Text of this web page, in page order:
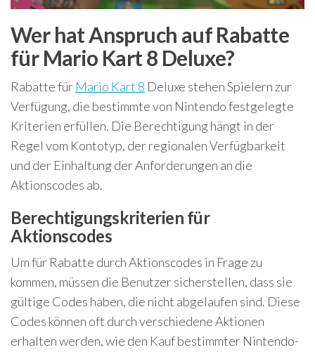
Wer hat Anspruch auf Rabatte
für Mario Kart 8 Deluxe?
Rabatte für Mario Kart 8 Deluxe stehen Spielern zur
Verfügung, die bestimmte von Nintendo festgelegte
Kriterien erfüllen. Die Berechtigung hängt in der
Regel vom Kontotyp, der regionalen Verfügbarkeit
und der Einhaltung der Anforderungen an die
Aktionscodes ab.
Berechtigungskriterien für
Aktionscodes
Um für Rabatte durch Aktionscodes in Frage zu
kommen, müssen die Benutzer sicherstellen, dass sie
gültige Codes haben, die nicht abgelaufen sind. Diese
Codes können oft durch verschiedene Aktionen
erhalten werden, wie den Kauf bestimmter Nintendo-